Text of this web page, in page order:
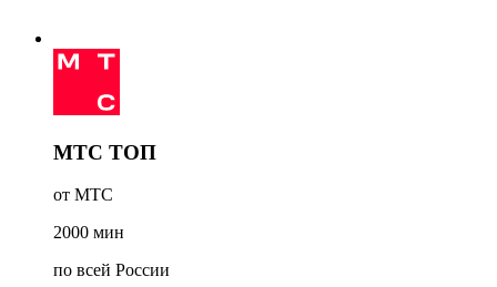
МТС ТОП
от МТС
2000 мин
по всей России